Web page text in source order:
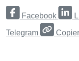
Facebook
Telegram